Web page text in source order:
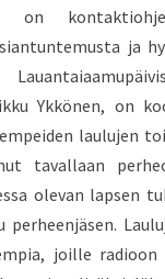
N
S
O
A
T
O
S
I
on
ja
Ykkönen, on
laulujen
tavallaan
olevan lapsen
joille